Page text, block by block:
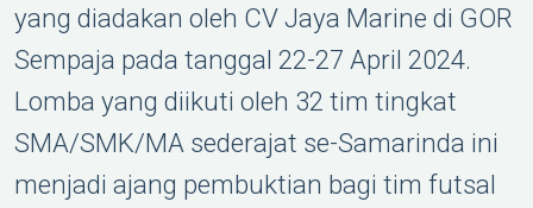
yang diadakan oleh CV Jaya Marine di GOR
Sempaja pada tanggal 22-27 April 2024.
Lomba yang diikuti oleh 32 tim tingkat
SMA/SMK/MA sederajat se-Samarinda ini
menjadi ajang pembuktian bagi tim futsal